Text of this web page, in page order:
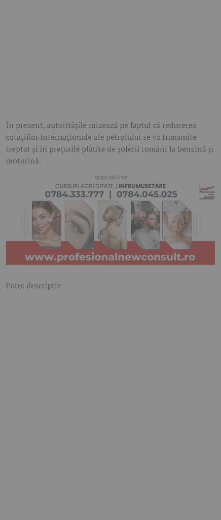
În prezent, autoritățile mizează pe faptul că reducerea
cotațiilor internaționale ale petrolului se va transmite
treptat și în prețurile plătite de șoferii români la benzină și
motorină.
Foto: descriptiv